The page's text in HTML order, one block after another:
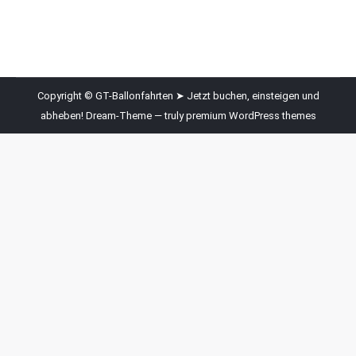
Copyright © GT-Ballonfahrten ➤ Jetzt buchen, einsteigen und
abheben! Dream-Theme — trulypremium WordPress themes